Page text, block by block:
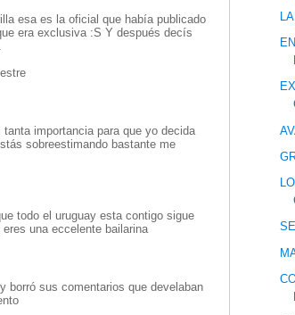
esa es la oficial que había publicado
era exclusiva :S Y después decís
importancia para que yo decida
sobreestimando bastante me
todo el uruguay esta contigo sigue
una eccelente bailarina
borró sus comentarios que develaban